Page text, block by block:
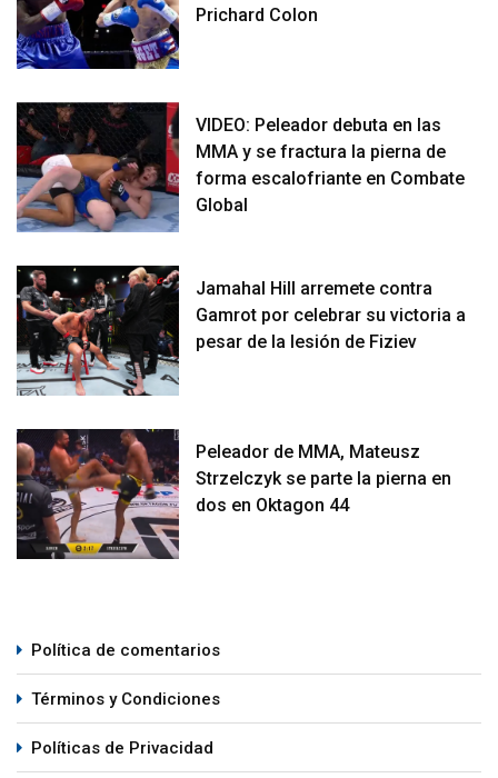
Prichard Colon
VIDEO: Peleador debuta en las
MMA y se fractura la pierna de
forma escalofriante en Combate
Global
Jamahal Hill arremete contra
Gamrot por celebrar su victoria a
pesar de la lesión de Fiziev
Peleador de MMA, Mateusz
Strzelczyk se parte la pierna en
dos en Oktagon 44
Política de comentarios
Términos y Condiciones
Políticas de Privacidad